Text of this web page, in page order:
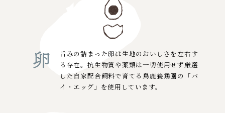
旨みの詰まった卵は生地のおいしさを左右す
る存在。抗生物質や薬類は一切使用せず厳選
した自家配合飼料で育てる 鳥鹿養鶏園の「パ
イ・エッグ」を使用しています。